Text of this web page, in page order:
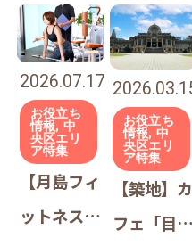
勤する方
へ】東京
駅・丸の内
勤務の東京
部屋探し完
全ガイド｜
名古屋出身
が選ばれ
理由｜ア
ティブな
日と穏やか
な週末を両
立する街
2026.07.17
お役立ち
情報, 中
央区エリ
ア特集
【月島フィ
ットネス7
お役立ち
情報, 中
央区エリ
ア特集
【築地】カ
フェ「目的